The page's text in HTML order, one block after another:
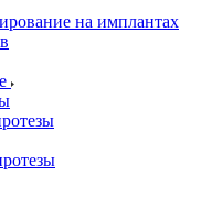
на имплантах